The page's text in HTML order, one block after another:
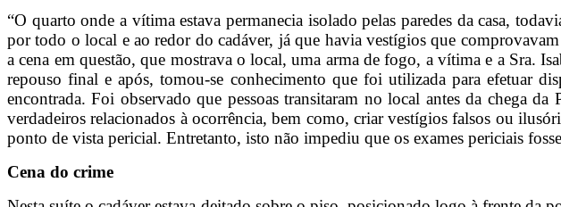
“O quarto onde a vítima estava permanecia isolado pelas paredes da casa,
por todo o local e ao redor do cadáver, já que havia vestígios que
a cena em questão, que mostrava o local, uma arma de fogo, a vítima e a Sra.
repouso final e após, tomou-se conhecimento que foi utilizada para efetuar
encontrada. Foi observado que pessoas transitaram no local antes da chega
verdadeiros relacionados à ocorrência, bem como, criar vestígios falsos ou
ponto de vista pericial. Entretanto, isto não impediu que os exames periciais
Cena do crime